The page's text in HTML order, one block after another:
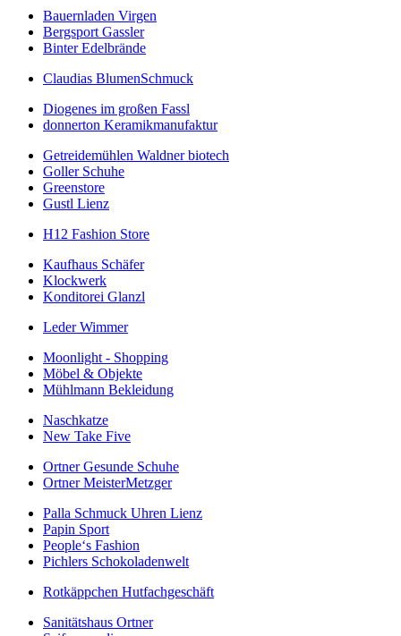
Bauernladen Virgen
Bergsport Gassler
Binter Edelbrände
Claudias BlumenSchmuck
Diogenes im großen Fassl
donnerton Keramikmanufaktur
Getreidemühlen Waldner biotech
Goller Schuhe
Greenstore
Gustl Lienz
H12 Fashion Store
Kaufhaus Schäfer
Klockwerk
Konditorei Glanzl
Leder Wimmer
Moonlight - Shopping
Möbel & Objekte
Mühlmann Bekleidung
Naschkatze
New Take Five
Ortner Gesunde Schuhe
Ortner MeisterMetzger
Palla Schmuck Uhren Lienz
Papin Sport
People‘s Fashion
Pichlers Schokoladenwelt
Rotkäppchen Hutfachgeschäft
Sanitätshaus Ortner